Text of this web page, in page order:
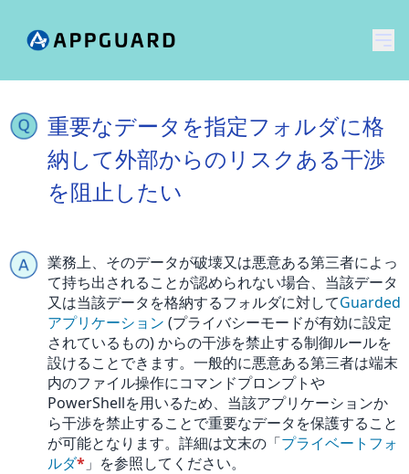
メ
重要なデータを指定フォルダに格
納して外部からのリスクある干渉
を阻止したい
業務上、そのデータが破壊又は悪意ある第三者によっ
て持ち出されることが認められない場合、当該データ
又は当該データを格納するフォルダに対してGuarded
アプリケーション (プライバシーモードが有効に設定
されているもの) からの干渉を禁止する制御ルールを
設けることできます。一般的に悪意ある第三者は端末
内のファイル操作にコマンドプロンプトや
PowerShellを用いるため、当該アプリケーションか
ら干渉を禁止することで重要なデータを保護すること
が可能となります。詳細は文末の「プライベートフォ
ルダ* 」を参照してください。